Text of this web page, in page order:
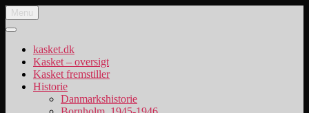
Videre
til
indhold
Danske uniformskasketter
uniformskasketter og lidt historie
Menu
kasket.dk
Kasket – oversigt
Kasket fremstiller
Historie
Danmarkshistorie